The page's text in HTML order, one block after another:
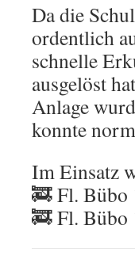
Da die
ordentlich
schnelle
ausgelöst
Anlage
konnte
Im Einsatz
🚒 Fl. Bübo
🚒 Fl. Bübo